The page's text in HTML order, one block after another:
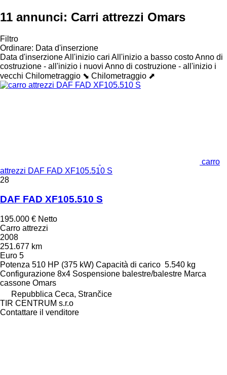
11 annunci: Carri attrezzi Omars
Filtro
Ordinare: Data d'inserzione
Data d'inserzioneAll'inizio cari All'inizio a basso costoAnno di
costruzione - all'inizio i nuovi Anno di costruzione - all'inizio i
vecchi Chilometraggio ⬊ Chilometraggio ⬈
carro
attrezzi DAF FAD XF105.510 S
28
DAF FAD XF105.510 S
195.000 € Netto
Carro attrezzi
2008
251.677 km
Euro 5
Potenza 510 HP (375 kW) Capacità di carico 5.540 kg
Configurazione 8x4 Sospensione balestre/balestre Marca
cassone Omars
Repubblica Ceca, Strančice
TIR CENTRUM s.r.o
Contattare il venditore